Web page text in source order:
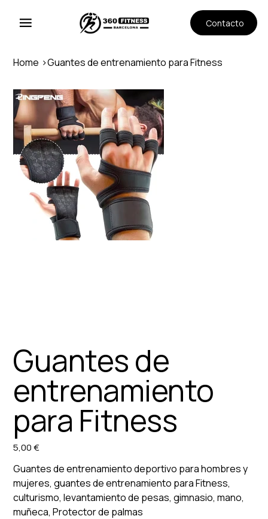
Contacto
Home >Guantes de entrenamiento para Fitness
Guantes de
entrenamiento
para Fitness
Precio
5,00 €
Guantes de entrenamiento deportivo para hombres y
mujeres, guantes de entrenamiento para Fitness,
culturismo, levantamiento de pesas, gimnasio, mano,
muñeca, Protector de palmas